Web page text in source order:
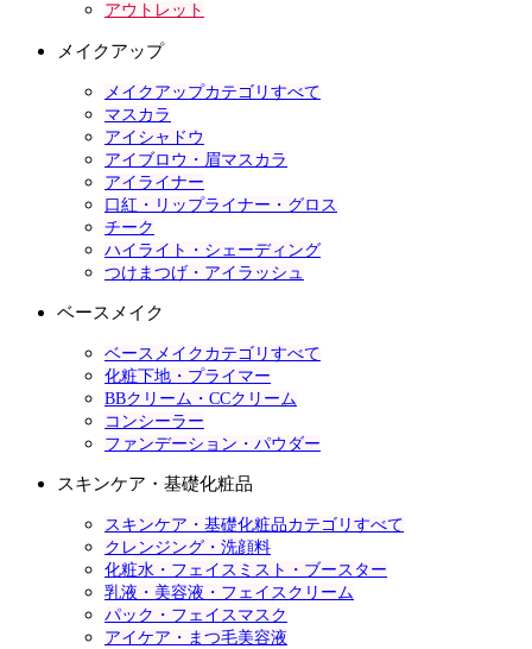
アウトレット
メイクアップ
メイクアップカテゴリすべて
マスカラ
アイシャドウ
アイブロウ・眉マスカラ
アイライナー
口紅・リップライナー・グロス
チーク
ハイライト・シェーディング
つけまつげ・アイラッシュ
ベースメイク
ベースメイクカテゴリすべて
化粧下地・プライマー
BBクリーム・CCクリーム
コンシーラー
ファンデーション・パウダー
スキンケア・基礎化粧品
スキンケア・基礎化粧品カテゴリすべて
クレンジング・洗顔料
化粧水・フェイスミスト・ブースター
乳液・美容液・フェイスクリーム
パック・フェイスマスク
アイケア・まつ毛美容液